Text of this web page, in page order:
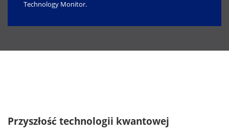
Technology Monitor.
Przyszłość technologii kwantowej